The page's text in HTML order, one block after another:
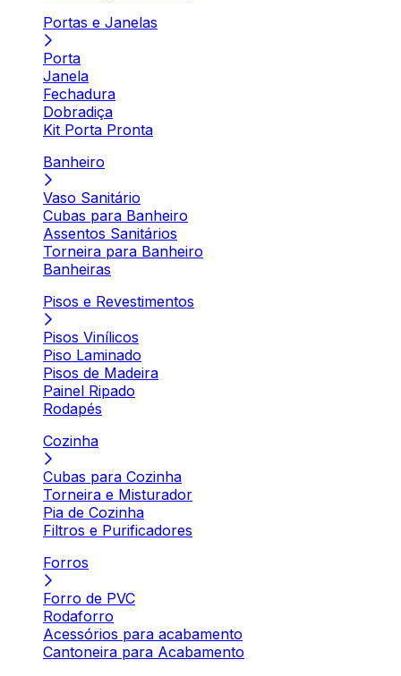
Portas e Janelas
Porta
Janela
Fechadura
Dobradiça
Kit Porta Pronta
Banheiro
Vaso Sanitário
Cubas para Banheiro
Assentos Sanitários
Torneira para Banheiro
Banheiras
Pisos e Revestimentos
Pisos Vinílicos
Piso Laminado
Pisos de Madeira
Painel Ripado
Rodapés
Cozinha
Cubas para Cozinha
Torneira e Misturador
Pia de Cozinha
Filtros e Purificadores
Forros
Forro de PVC
Rodaforro
Acessórios para acabamento
Cantoneira para Acabamento